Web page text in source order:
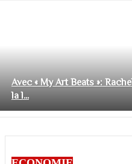
Avec « My Art Beats »:
la l...